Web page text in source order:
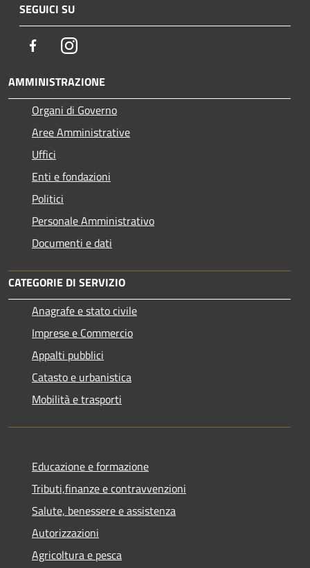
SEGUICI SU
FacebookInstagram
AMMINISTRAZIONE
Organi di Governo
Aree Amministrative
Uffici
Enti e fondazioni
Politici
Personale Amministrativo
Documenti e dati
CATEGORIE DI SERVIZIO
Anagrafe e stato civile
Imprese e Commercio
Appalti pubblici
Catasto e urbanistica
Mobilità e trasporti
Educazione e formazione
Tributi,finanze e contravvenzioni
Salute, benessere e assistenza
Autorizzazioni
Agricoltura e pesca